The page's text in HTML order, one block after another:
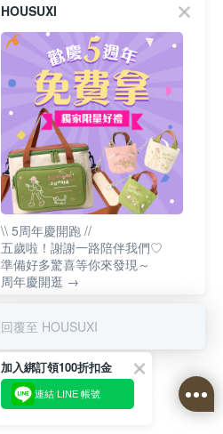
HOUSUXI
\\ 5周年慶開跑 //
五歲啦！謝謝一路陪伴我們♡
準備好多驚喜等你來發現～
周年慶開逛 →
回覆至 HOUSUXI
加入綁訂領100折扣金
連結 LINE 帳號